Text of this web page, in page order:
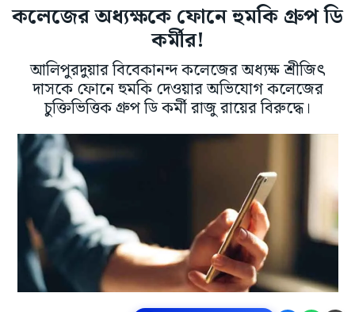
কলেজের অধ্যক্ষকে ফোনে হুমকি গ্রুপ ডি
কর্মীর!
আলিপুরদুয়ার বিবেকানন্দ কলেজের অধ্যক্ষ শ্রীজিৎ
দাসকে ফোনে হুমকি দেওয়ার অভিযোগ কলেজের
চুক্তিভিত্তিক গ্রুপ ডি কর্মী রাজু রায়ের বিরুদ্ধে।